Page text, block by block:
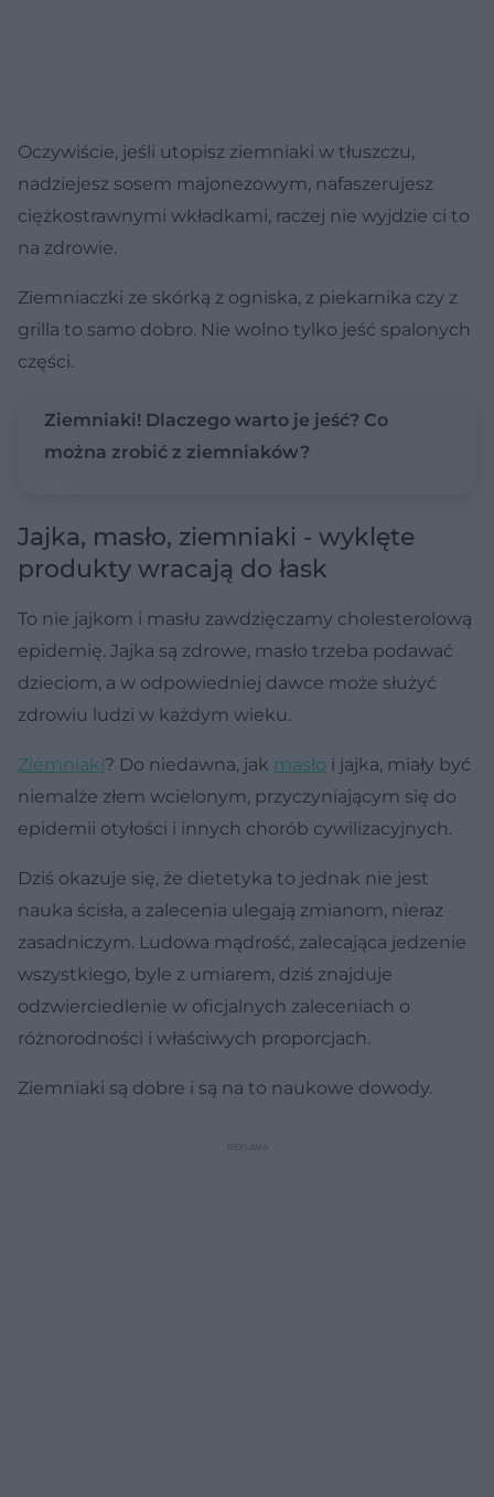
Oczywiście, jeśli utopisz ziemniaki w tłuszczu,
nadziejesz sosem majonezowym, nafaszerujesz
ciężkostrawnymi wkładkami, raczej nie wyjdzie ci to
na zdrowie.
Ziemniaczki ze skórką z ogniska, z piekarnika czy z
grilla to samo dobro. Nie wolno tylko jeść spalonych
części.
Ziemniaki! Dlaczego warto je jeść? Co
można zrobić z ziemniaków?
Jajka, masło, ziemniaki - wyklęte
produkty wracają do łask
To nie jajkom i masłu zawdzięczamy cholesterolową
epidemię. Jajka są zdrowe, masło trzeba podawać
dzieciom, a w odpowiedniej dawce może służyć
zdrowiu ludzi w każdym wieku.
Ziemniaki? Do niedawna, jak masło i jajka, miały być
niemalże złem wcielonym, przyczyniającym się do
epidemii otyłości i innych chorób cywilizacyjnych.
Dziś okazuje się, że dietetyka to jednak nie jest
nauka ścisła, a zalecenia ulegają zmianom, nieraz
zasadniczym. Ludowa mądrość, zalecająca jedzenie
wszystkiego, byle z umiarem, dziś znajduje
odzwierciedlenie w oficjalnych zaleceniach o
różnorodności i właściwych proporcjach.
Ziemniaki są dobre i są na to naukowe dowody.